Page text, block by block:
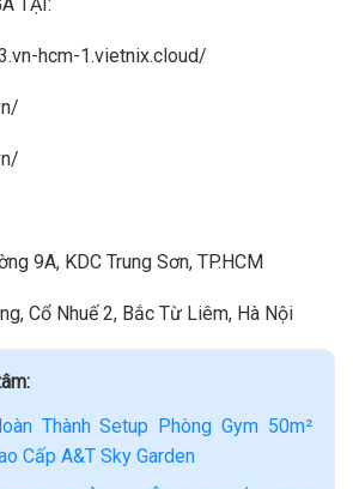
hcm-1.vietnix.cloud/
9A, KDC Trung Sơn, TP.HCM
Cổ Nhuế 2, Bắc Từ Liêm, Hà Nội
Thành Setup Phòng Gym 50m²
Cấp A&T Sky Garden